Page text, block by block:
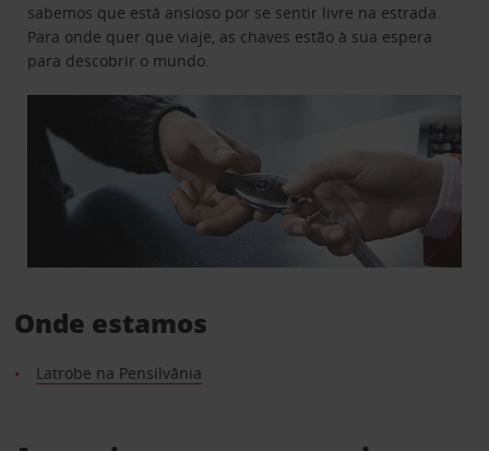
sabemos que está ansioso por se sentir livre na estrada.
Para onde quer que viaje, as chaves estão à sua espera
para descobrir o mundo.
Onde estamos
Latrobe na Pensilvânia